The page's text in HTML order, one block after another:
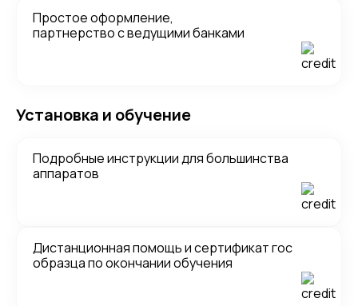
Простое оформление,
партнерство с ведущими банками
Установка и обучение
Подробные инструкции для большинства
аппаратов
Дистанционная помощь и сертификат гос
образца по окончании обучения